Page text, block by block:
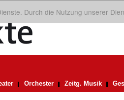
Durch die Nutzung unserer
Orchester Zeitg. Musik